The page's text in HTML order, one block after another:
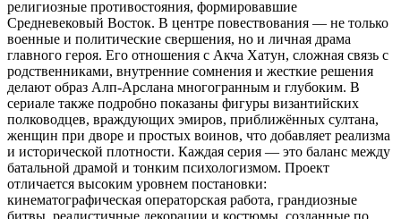
религиозные противостояния, формировавшие
Средневековый Восток. В центре повествования — не только
военные и политические свершения, но и личная драма
главного героя. Его отношения с Акча Хатун, сложная связь с
родственниками, внутренние сомнения и жесткие решения
делают образ Алп-Арслана многогранным и глубоким. В
сериале также подробно показаны фигуры византийских
полководцев, враждующих эмиров, приближённых султана,
женщин при дворе и простых воинов, что добавляет реализма
и исторической плотности. Каждая серия — это баланс между
батальной драмой и тонким психологизмом. Проект
отличается высоким уровнем постановки:
кинематографическая операторская работа, грандиозные